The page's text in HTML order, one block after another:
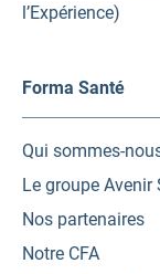
l’Expérience)
Forma Santé
Qui sommes-
Le groupe
Nos partenaires
Notre CFA